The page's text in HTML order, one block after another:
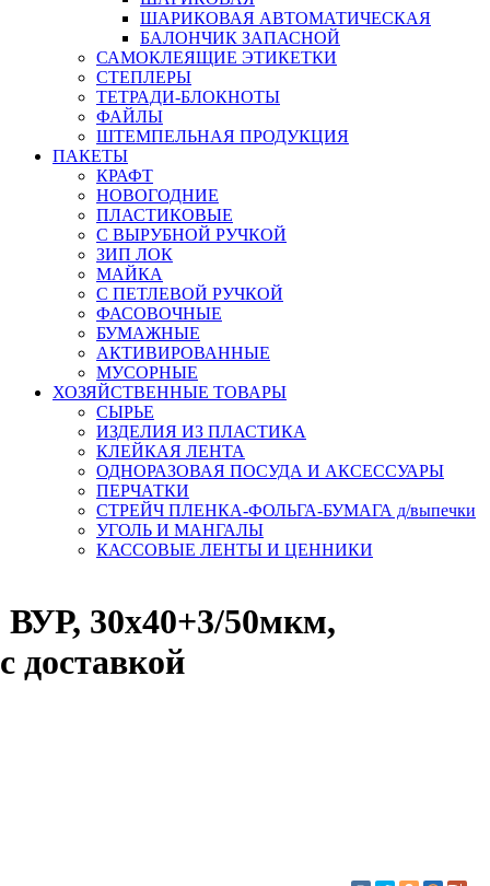
ШАРИКОВАЯ АВТОМАТИЧЕСКАЯ
БАЛОНЧИК ЗАПАСНОЙ
САМОКЛЕЯЩИЕ ЭТИКЕТКИ
СТЕПЛЕРЫ
ТЕТРАДИ-БЛОКНОТЫ
ФАЙЛЫ
ШТЕМПЕЛЬНАЯ ПРОДУКЦИЯ
ПАКЕТЫ
КРАФТ
НОВОГОДНИЕ
ПЛАСТИКОВЫЕ
С ВЫРУБНОЙ РУЧКОЙ
ЗИП ЛОК
МАЙКА
С ПЕТЛЕВОЙ РУЧКОЙ
ФАСОВОЧНЫЕ
БУМАЖНЫЕ
АКТИВИРОВАННЫЕ
МУСОРНЫЕ
ХОЗЯЙСТВЕННЫЕ ТОВАРЫ
СЫРЬЕ
ИЗДЕЛИЯ ИЗ ПЛАСТИКА
КЛЕЙКАЯ ЛЕНТА
ОДНОРАЗОВАЯ ПОСУДА И АКСЕССУАРЫ
ПЕРЧАТКИ
СТРЕЙЧ ПЛЕНКА-ФОЛЬГА-БУМАГА д/выпечки
УГОЛЬ И МАНГАЛЫ
КАССОВЫЕ ЛЕНТЫ И ЦЕННИКИ
30х40+3/50мкм,
доставкой